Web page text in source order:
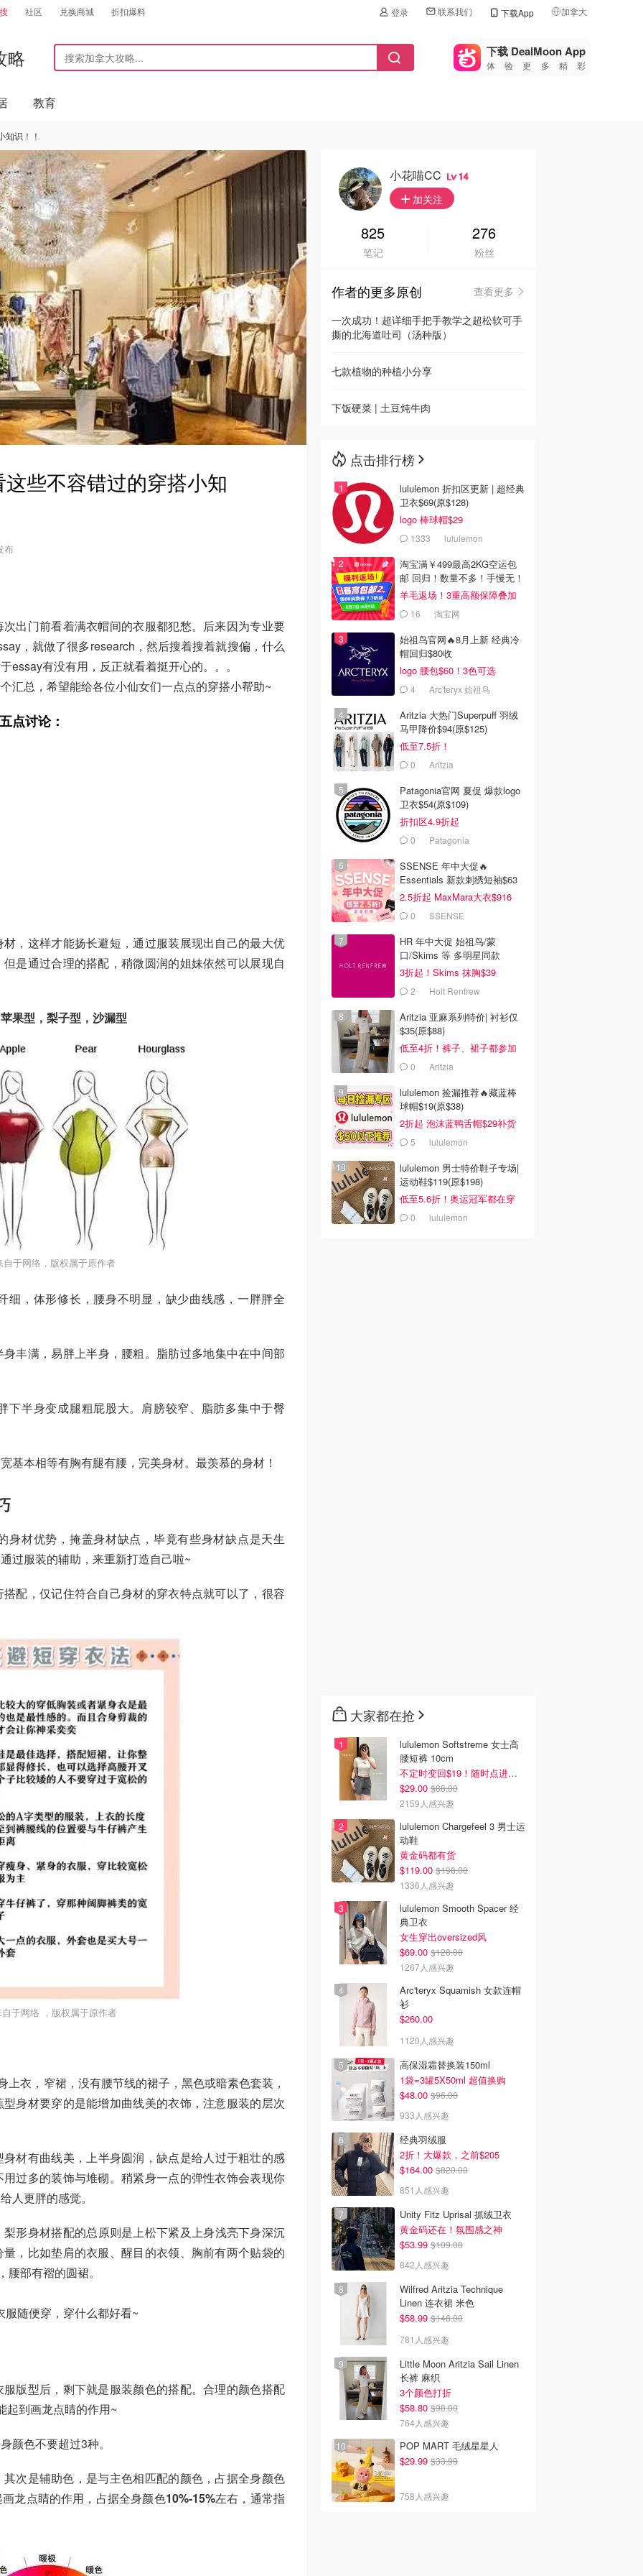
社区 兑换商城 折扣爆料 登录 联系我们 下载App 加拿大
🇺🇸
美国
🇨🇳中国
🇮🇹
🇦🇺
🇳🇿新西兰
略 下载 DealMoon App
体验更多精彩
教育
知识！！
些不容错过的穿搭小知
布
出门前看着满衣帽间的衣服都犯愁。后来因为专业要
，就做了很多research，然后搜着搜着就搜偏，什么
essay有没有用，反正就看着挺开心的。。。
汇总，希望能给各位小仙女们一点点的穿搭小帮助~
点讨论：
，这样才能扬长避短，通过服装展现出自己的最大优
是通过合理的搭配，稍微圆润的姐妹依然可以展现自
果型，梨子型，沙漏型
自于网络，版权属于原作者
细，体形修长，腰身不明显，缺少曲线感，一胖胖全
丰满，易胖上半身，腰粗。脂肪过多地集中在中间部
下半身变成腿粗屁股大。肩膀较窄、脂肪多集中于臀
基本相等有胸有腿有腰，完美身材。最羡慕的身材！
身材优势，掩盖身材缺点，毕竟有些身材缺点是天生
过服装的辅助，来重新打造自己啦~
配，仅记住符合自己身材的穿衣特点就可以了，很容
于网络 ，版权属于原作者
上衣，窄裙，没有腰节线的裙子，黑色或暗素色套装，
身材要穿的是能增加曲线美的衣饰，注意服装的层次
身材有曲线美，上半身圆润，缺点是给人过于粗壮的感
过多的装饰与堆砌。稍紧身一点的弹性衣饰会表现你
人更胖的感觉。
梨形身材搭配的总原则是上松下紧及上身浅亮下身深沉
，比如垫肩的衣服、醒目的衣领、胸前有两个贴袋的
部有褶的圆裙。
服随便穿，穿什么都好看~
版型后，剩下就是服装颜色的搭配。合理的颜色搭配
起到画龙点睛的作用~
颜色不要超过3种。
其次是辅助色，是与主色相匹配的颜色，占据全身颜色
龙点睛的作用，占据全身颜色10%-15%左右，通常指
小花喵CC 14
加关注
825
笔记
276
粉丝
作者的更多原创
查看更多
一次成功！超详细手把手教学之超松软可手
撕的北海道吐司（汤种版）
七款植物的种植小分享
下饭硬菜 | 土豆炖牛肉
点击排行榜
lululemon 折扣区更新 | 超经典
卫衣$69(原$128)
logo 棒球帽$29
1333 lululemon
淘宝满￥499最高2KG空运包
邮 回归！数量不多！手慢无！
羊毛返场！3重高额保障叠加
16 淘宝网
始祖鸟官网🔥8月上新 经典冷
帽回归$80收
logo 腰包$60！3色可选
4 Arc'teryx 始祖鸟
Aritzia 大热门Superpuff 羽绒
马甲降价$94(原$125)
低至7.5折！
0 Aritzia
Patagonia官网 夏促 爆款logo
卫衣$54(原$109)
折扣区4.9折起
0 Patagonia
SSENSE 年中大促🔥
Essentials 新款刺绣短袖$63
2.5折起 MaxMara大衣$916
(原$2130)
0 SSENSE
HR 年中大促 始祖鸟/蒙
口/Skims 等 多明星同款
3折起！Skims 抹胸$39
2 Holt Renfrew
Aritzia 亚麻系列特价| 衬衫仅
$35(原$88)
低至4折！裤子、裙子都参加
0 Aritzia
lululemon 捡漏推荐🔥藏蓝棒
球帽$19(原$38)
2折起 泡沫蓝鸭舌帽$29补货
5 lululemon
lululemon 男士特价鞋子专场|
运动鞋$119(原$198)
低至5.6折！奥运冠军都在穿
0 lululemon
大家都在抢
lululemon Softstreme 女士高
腰短裤 10cm
不定时变回$19！随时点进来看
$29.00 $88.00
2159人感兴趣
lululemon Chargefeel 3 男士运
动鞋
黄金码都有货
$119.00 $198.00
1336人感兴趣
lululemon Smooth Spacer 经
典卫衣
女生穿出oversized风
$69.00 $128.00
1267人感兴趣
Arc'teryx Squamish 女款连帽
衫
$260.00
1120人感兴趣
高保湿霜替换装150ml
1袋=3罐5X50ml 超值换购
$48.00 $96.00
933人感兴趣
经典羽绒服
2折！大爆款，之前$205
$164.00 $820.00
851人感兴趣
Unity Fitz Uprisal 抓绒卫衣
黄金码还在！氛围感之神
$53.99 $109.00
842人感兴趣
Wilfred Aritzia Technique
Linen 连衣裙 米色
$58.99 $148.00
781人感兴趣
Little Moon Aritzia Sail Linen
长裤 麻织
3个颜色打折
$58.80 $98.00
764人感兴趣
POP MART 毛绒星星人
$29.99 $33.99
758人感兴趣